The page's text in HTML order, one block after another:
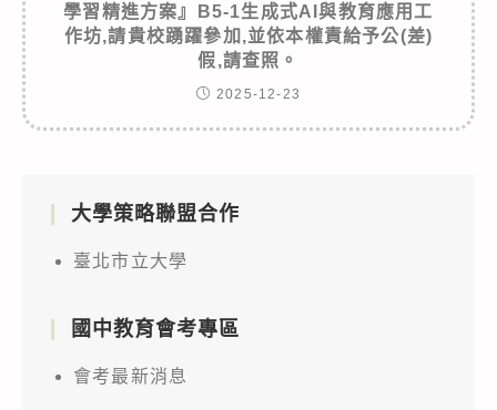
學習精進方案』B5-1生成式AI與教育應用工
作坊,請貴校踴躍參加,並依本權責給予公(差)
假,請查照。
2025-12-23
大學策略聯盟合作
臺北市立大學
國中教育會考專區
會考最新消息